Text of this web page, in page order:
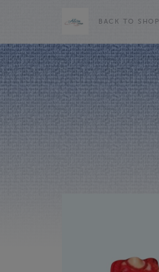
BACK TO SHOP